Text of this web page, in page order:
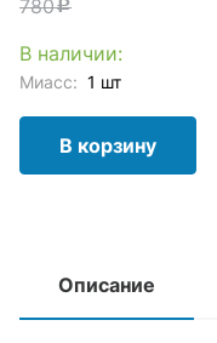
780c
В наличии:
Миасс: 1 шт
В корзину
Описание